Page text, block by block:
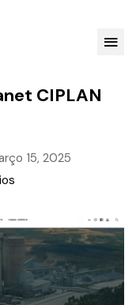
CIPLAN
15, 2025